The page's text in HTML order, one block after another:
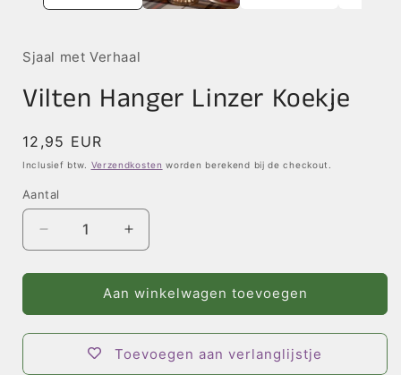
Sjaal met Verhaal
Vilten Hanger Linzer Koekje
Normale
prijs
12,95 EUR
Inclusief btw. Verzendkosten worden berekend bij de checkout.
Aantal
Aantal
verlagen
voor
Hanger
Linzer
Koekje
Aantal
verhogen
voor
Vilten
Hanger
Linzer
Koekje
Aan winkelwagen toevoegen
Toevoegen aan verlanglijstje